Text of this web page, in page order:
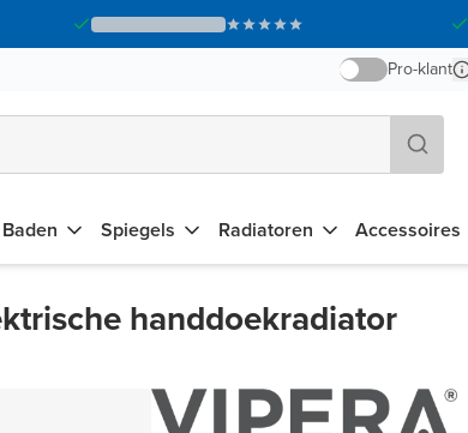
Pro-klant
Baden Spiegels Radiatoren Accessoires
handdoekradiator